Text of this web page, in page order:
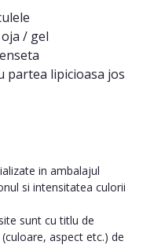
/ gel
partea lipicioasa jos
in ambalajul
si intensitatea culorii
sunt cu titlu de
aspect etc.) de